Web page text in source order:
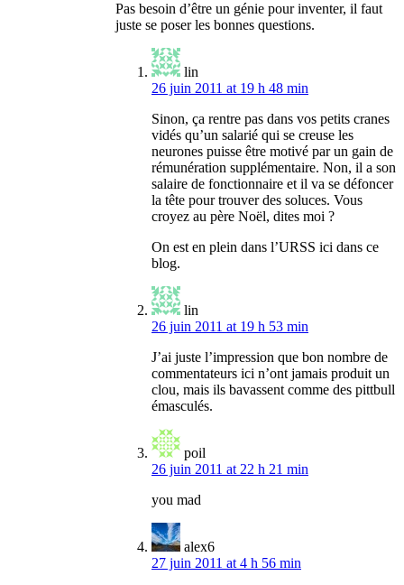
Pas besoin d’être un génie pour inventer, il faut
juste se poser les bonnes questions.
lin
26 juin 2011 at 19 h 48 min
Sinon, ça rentre pas dans vos petits cranes
vidés qu’un salarié qui se creuse les
neurones puisse être motivé par un gain de
rémunération supplémentaire. Non, il a son
salaire de fonctionnaire et il va se défoncer
la tête pour trouver des soluces. Vous
croyez au père Noël, dites moi ?
On est en plein dans l’URSS ici dans ce
blog.
lin
26 juin 2011 at 19 h 53 min
J’ai juste l’impression que bon nombre de
commentateurs ici n’ont jamais produit un
clou, mais ils bavassent comme des pittbull
émasculés.
poil
26 juin 2011 at 22 h 21 min
you mad
alex6
27 juin 2011 at 4 h 56 min